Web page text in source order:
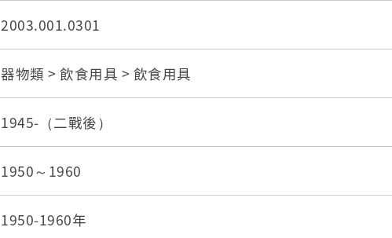
2003.001.0301
器物類 > 飲食用具 > 飲食用具
1945-（二戰後）
1950～1960
1950-1960年